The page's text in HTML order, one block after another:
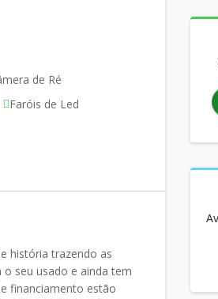
de Ré
Faróis de Led
história trazendo as
seu usado e ainda tem
financiamento estão